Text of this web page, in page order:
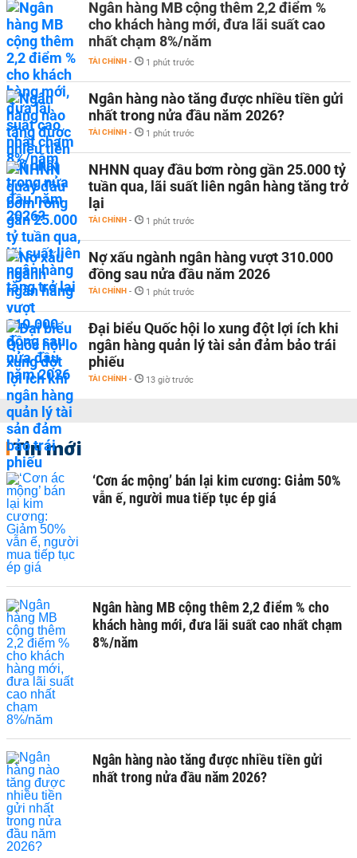
Ngân hàng MB cộng thêm 2,2 điểm %
cho khách hàng mới, đưa lãi suất cao
nhất chạm 8%/năm
TÀI CHÍNH - 1 phút trước
Ngân hàng nào tăng được nhiều tiền gửi
nhất trong nửa đầu năm 2026?
TÀI CHÍNH - 1 phút trước
NHNN quay đầu bơm ròng gần 25.000 tỷ
tuần qua, lãi suất liên ngân hàng tăng trở
lại
TÀI CHÍNH - 1 phút trước
Nợ xấu ngành ngân hàng vượt 310.000
đồng sau nửa đầu năm 2026
TÀI CHÍNH - 1 phút trước
Đại biểu Quốc hội lo xung đột lợi ích khi
ngân hàng quản lý tài sản đảm bảo trái
phiếu
TÀI CHÍNH - 13 giờ trước
Tin mới
‘Cơn ác mộng’ bán lại kim cương: Giảm 50%
vẫn ế, người mua tiếp tục ép giá
Ngân hàng MB cộng thêm 2,2 điểm % cho
khách hàng mới, đưa lãi suất cao nhất chạm
8%/năm
Ngân hàng nào tăng được nhiều tiền gửi
nhất trong nửa đầu năm 2026?